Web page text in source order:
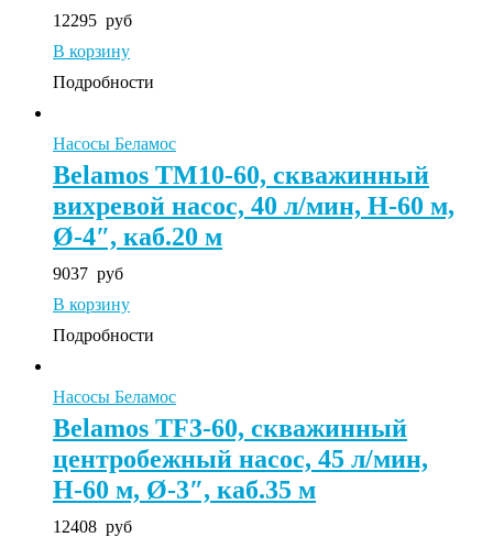
12295 руб
В корзину
Подробности
Насосы Беламос
Belamos ТМ10-60, скважинный
вихревой насос, 40 л/мин, Н-60 м,
Ø-4″, каб.20 м
9037 руб
В корзину
Подробности
Насосы Беламос
Belamos TF3-60, скважинный
центробежный насос, 45 л/мин,
Н-60 м, Ø-3″, каб.35 м
12408 руб